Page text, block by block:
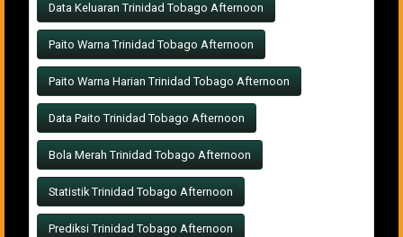
Data Keluaran Trinidad Tobago Afternoon
Paito Warna Trinidad Tobago Afternoon
Paito Warna Harian Trinidad Tobago Afternoon
Data Paito Trinidad Tobago Afternoon
Bola Merah Trinidad Tobago Afternoon
Statistik Trinidad Tobago Afternoon
Prediksi Trinidad Tobago Afternoon